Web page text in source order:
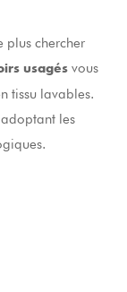
plus chercher
usagés vous
tissu lavables.
les